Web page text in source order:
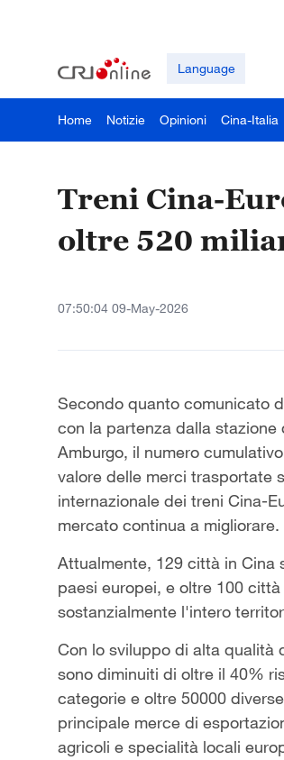
Language
Home Notizie Opinioni Cina-Italia
Treni Cina-
oltre 520
07:50:04 09-May-2026
Secondo quanto comunicato
con la partenza dalla
Amburgo, il numero
valore delle merci trasportate
internazionale dei treni Cina-
mercato continua a migliorare.
Attualmente, 129 città in Cina
paesi europei, e oltre 100
sostanzialmente l'intero
Con lo sviluppo di alta qualità
sono diminuiti di oltre il 40%
categorie e oltre 50000
principale merce di
agricoli e specialità locali